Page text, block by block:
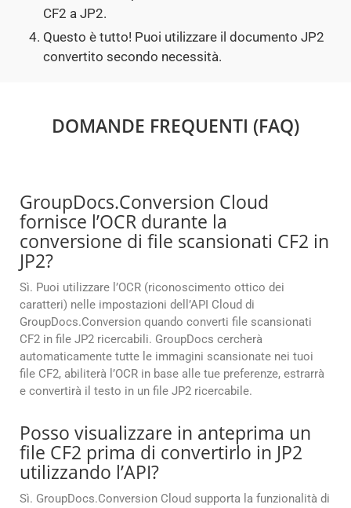
CF2 a JP2.
Questo è tutto! Puoi utilizzare il documento JP2
convertito secondo necessità.
DOMANDE FREQUENTI (FAQ)
GroupDocs.Conversion Cloud
fornisce l’OCR durante la
conversione di file scansionati CF2 in
JP2?
Sì. Puoi utilizzare l’OCR (riconoscimento ottico dei
caratteri) nelle impostazioni dell’API Cloud di
GroupDocs.Conversion quando converti file scansionati
CF2 in file JP2 ricercabili. GroupDocs cercherà
automaticamente tutte le immagini scansionate nei tuoi
file CF2, abiliterà l’OCR in base alle tue preferenze, estrarrà
e convertirà il testo in un file JP2 ricercabile.
Posso visualizzare in anteprima un
file CF2 prima di convertirlo in JP2
utilizzando l’API?
Sì. GroupDocs.Conversion Cloud supporta la funzionalità di